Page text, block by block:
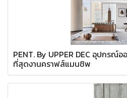
PENT. By UPPER DEC อุปกรณ์
ที่สุดงานคราฟส์แมนชิพ